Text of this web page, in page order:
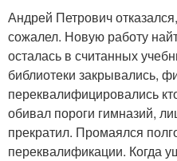
Андрей Петрович
сожалел. Новую работу
осталась в считанных
библиотеки закрывались,
переквалифицировались
обивал пороги гимназий,
прекратил. Промаялся
переквалификации. Когда